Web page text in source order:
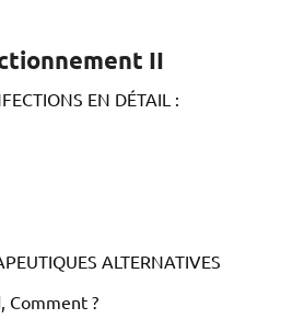
II
EN DÉTAIL :
ALTERNATIVES
?